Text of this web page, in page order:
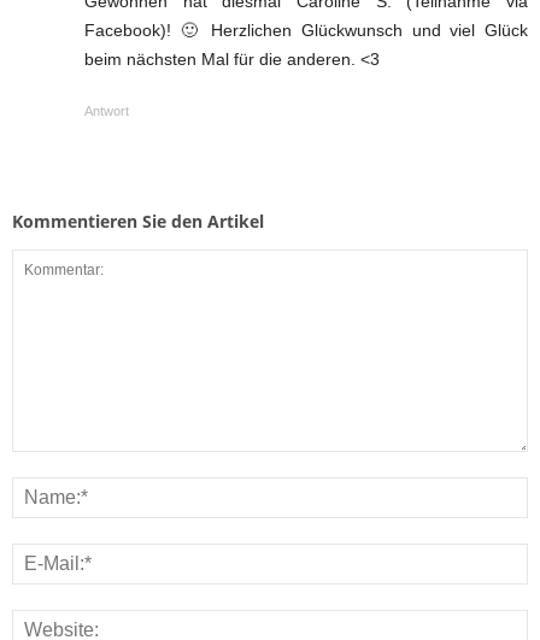
Facebook)! 🙂 Herzlichen Glückwunsch und viel Glück
beim nächsten Mal für die anderen. <3
Antwort
Kommentieren Sie den Artikel